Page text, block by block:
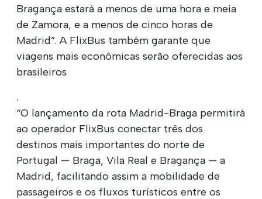
Bragança estará a menos de uma hora e meia
de Zamora, e a menos de cinco horas de
Madrid”. A FlixBus também garante que
viagens mais econômicas serão oferecidas aos
brasileiros
.
“O lançamento da rota Madrid-Braga permitirá
ao operador FlixBus conectar três dos
destinos mais importantes do norte de
Portugal — Braga, Vila Real e Bragança — a
Madrid, facilitando assim a mobilidade de
passageiros e os fluxos turísticos entre os